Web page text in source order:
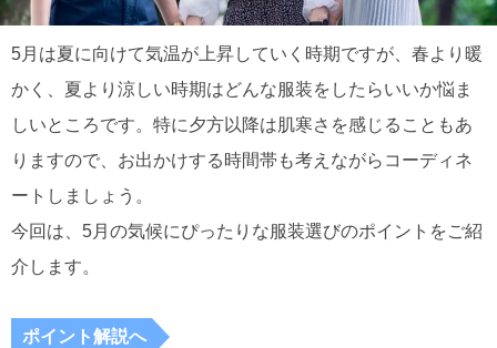
5月は夏に向けて気温が上昇していく時期ですが、春より暖
かく、夏より涼しい時期はどんな服装をしたらいいか悩ま
しいところです。特に夕方以降は肌寒さを感じることもあ
りますので、お出かけする時間帯も考えながらコーディネ
ートしましょう。
今回は、5月の気候にぴったりな服装選びのポイントをご紹
介します。
ポイント解説へ